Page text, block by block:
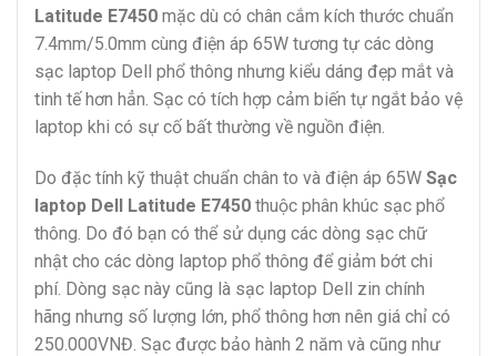
Latitude E7450 mặc dù có chân cắm kích thước chuẩn
7.4mm/5.0mm cùng điện áp 65W tương tự các dòng
sạc laptop Dell phổ thông nhưng kiểu dáng đẹp mắt và
tinh tế hơn hẳn. Sạc có tích hợp cảm biến tự ngắt bảo vệ
laptop khi có sự cố bất thường về nguồn điện.
Do đặc tính kỹ thuật chuẩn chân to và điện áp 65W Sạc
laptop Dell Latitude E7450 thuộc phân khúc sạc phổ
thông. Do đó bạn có thể sử dụng các dòng sạc chữ
nhật cho các dòng laptop phổ thông để giảm bớt chi
phí. Dòng sạc này cũng là sạc laptop Dell zin chính
hãng nhưng số lượng lớn, phổ thông hơn nên giá chỉ có
250.000VNĐ. Sạc được bảo hành 2 năm và cũng như